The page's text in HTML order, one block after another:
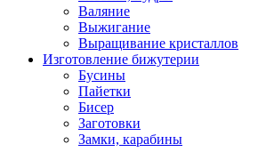
Валяние
Выжигание
Выращивание кристаллов
Изготовление бижутерии
Бусины
Пайетки
Бисер
Заготовки
Замки, карабины